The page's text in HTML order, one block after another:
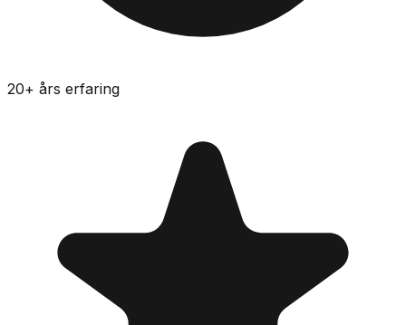
20+ års erfaring